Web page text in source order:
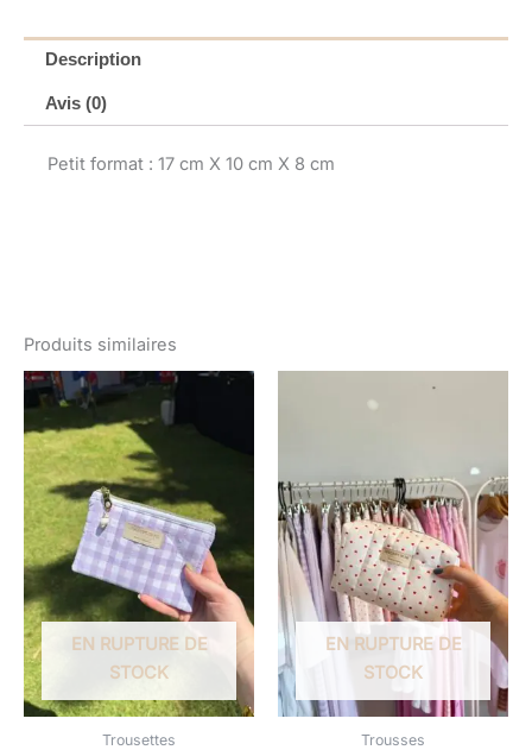
Description
Avis (0)
Petit format : 17 cm X 10 cm X 8 cm
Produits similaires
EN RUPTURE DE
STOCK
Trousettes
EN RUPTURE DE
STOCK
Trousses